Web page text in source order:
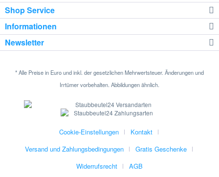
Shop Service
Informationen
Newsletter
* Alle Preise in Euro und inkl. der gesetzlichen Mehrwertsteuer. Änderungen und
Irrtümer vorbehalten. Abbildungen ähnlich.
Cookie-Einstellungen
Kontakt
Versand und Zahlungsbedingungen
Gratis Geschenke
Widerrufsrecht
AGB